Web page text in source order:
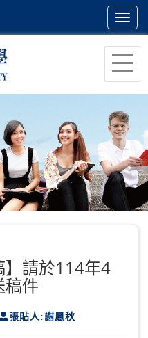
請於114年4
件
張貼人:謝鳳秋